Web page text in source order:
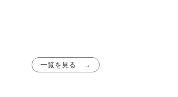
一覧を見る →